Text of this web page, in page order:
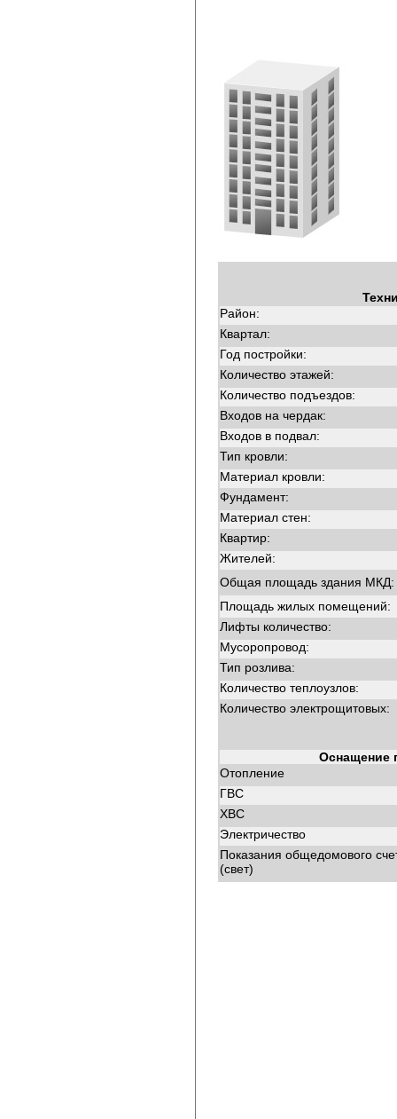
Район:
Квартал:
Год постройки:
Количество этажей:
Количество подъездов:
Входов на чердак:
Входов в подвал:
Тип кровли:
Материал кровли:
Фундамент:
Материал стен:
Квартир:
Жителей:
Общая площадь здания МКД:
Площадь жилых помещений:
Лифты количество:
Мусоропровод:
Тип розлива:
Количество теплоузлов:
Количество электрощитовых:
Оснащение
Отопление
ГВС
ХВС
Электричество
Показания общедомового
(свет)